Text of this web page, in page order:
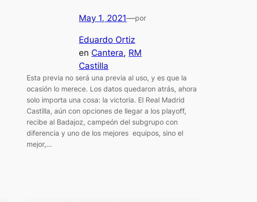
May 1, 2021—por
Eduardo Ortiz
en Cantera, RM
Castilla
Esta previa no será una previa al uso, y es que la
ocasión lo merece. Los datos quedaron atrás, ahora
solo importa una cosa: la victoria. El Real Madrid
Castilla, aún con opciones de llegar a los playoff,
recibe al Badajoz, campeón del subgrupo con
diferencia y uno de los mejores equipos, sino el
mejor,…